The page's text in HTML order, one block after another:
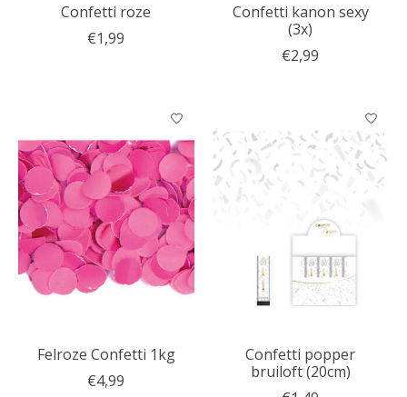
Confetti roze
€1,99
Confetti kanon sexy
(3x)
€2,99
Felroze Confetti 1kg
€4,99
Confetti popper
bruiloft (20cm)